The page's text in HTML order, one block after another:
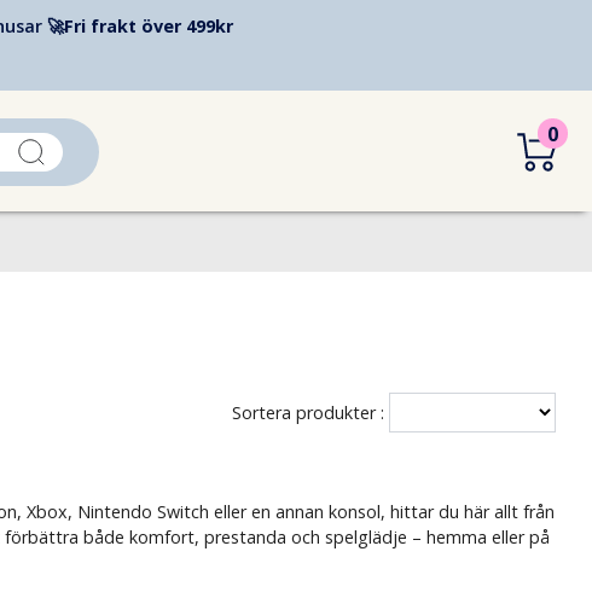
🚀Fri frakt över 499kr
0
Sortera produkter :
Xbox, Nintendo Switch eller en annan konsol, hittar du här allt från
både komfort, prestanda och spelglädje – hemma eller på